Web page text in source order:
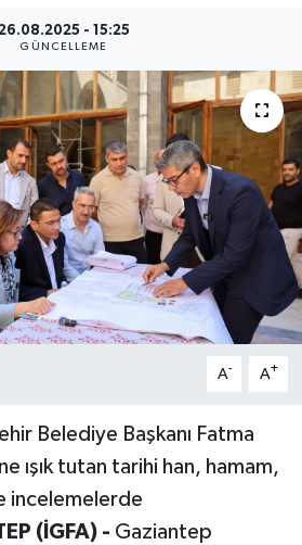
- 15:25
GÜNCELLEME
A- A+
Belediye Başkanı Fatma
ışık tutan tarihi han, hamam,
incelemelerde
(İGFA) - Gaziantep